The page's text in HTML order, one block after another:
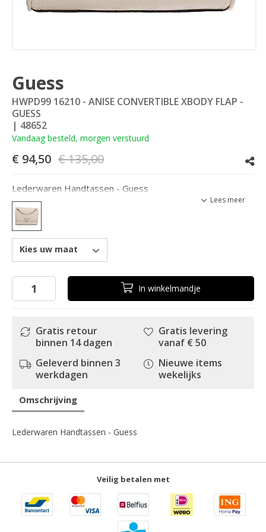
Guess
HWPD99 16210 - ANISE CONVERTIBLE XBODY FLAP -
GUESS
| 48652
Vandaag besteld, morgen verstuurd
€ 135,00
€ 94,50
Lederwaren Handtassen - Guess
Lees meer
Kies uw maat
In winkelmandje
Gratis retour
binnen 14 dagen
Geleverd binnen 3
werkdagen
Gratis levering
vanaf € 50
Nieuwe items
wekelijks
Omschrijving
Lederwaren Handtassen - Guess
Veilig betalen met